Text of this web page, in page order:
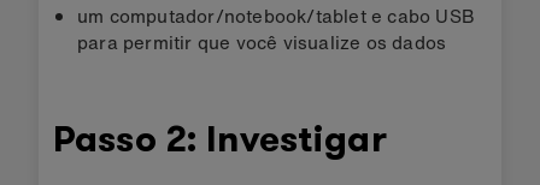
um computador/notebook/tablet e cabo USB
para permitir que você visualize os dados
Passo 2: Investigar